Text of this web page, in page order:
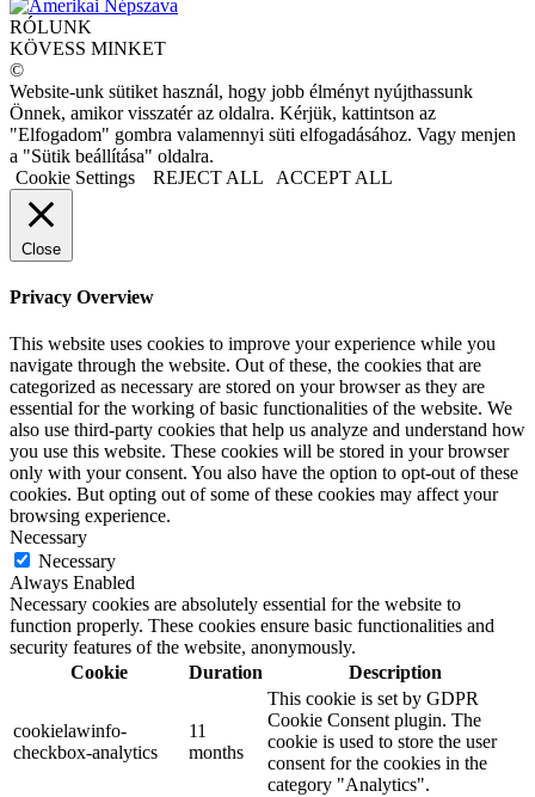
RÓLUNK
KÖVESS MINKET
©
Website-unk sütiket használ, hogy jobb élményt nyújthassunk
Önnek, amikor visszatér az oldalra. Kérjük, kattintson az
"Elfogadom" gombra valamennyi süti elfogadásához. Vagy menjen
a "Sütik beállítása" oldalra.
Cookie Settings
REJECT ALL ACCEPT ALL
Close
Privacy Overview
This website uses cookies to improve your experience while you
navigate through the website. Out of these, the cookies that are
categorized as necessary are stored on your browser as they are
essential for the working of basic functionalities of the website. We
also use third-party cookies that help us analyze and understand how
you use this website. These cookies will be stored in your browser
only with your consent. You also have the option to opt-out of these
cookies. But opting out of some of these cookies may affect your
browsing experience.
Necessary
Necessary
Always Enabled
Necessary cookies are absolutely essential for the website to
function properly. These cookies ensure basic functionalities and
security features of the website, anonymously.
Cookie
Duration Description
cookielawinfo-
checkbox-analytics
11
months
This cookie is set by GDPR
Cookie Consent plugin. The
cookie is used to store the user
consent for the cookies in the
category "Analytics".